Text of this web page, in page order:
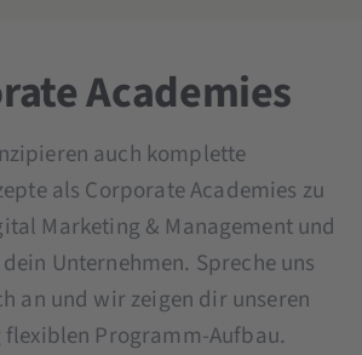
Schulung KI im Unternehmen
Academies
auch komplette
als Corporate Academies zu
Marketing & Management und
Unternehmen. Spreche uns
an und wir zeigen dir unseren
Programm-Aufbau.